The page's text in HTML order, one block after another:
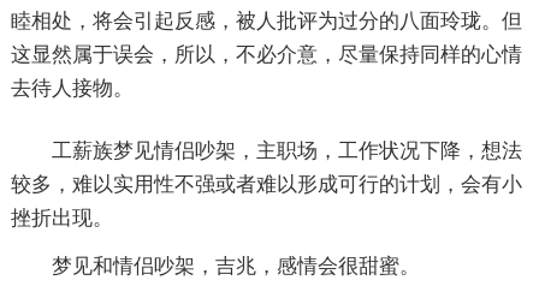
睦相处，将会引起反感，被人批评为过分的八面玲珑。但
这显然属于误会，所以，不必介意，尽量保持同样的心情
去待人接物。
工薪族梦见情侣吵架，主职场，工作状况下降，想法
较多，难以实用性不强或者难以形成可行的计划，会有小
挫折出现。
梦见和情侣吵架，吉兆，感情会很甜蜜。